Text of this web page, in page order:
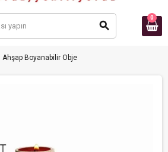
search
0
Boyanabilir Obje